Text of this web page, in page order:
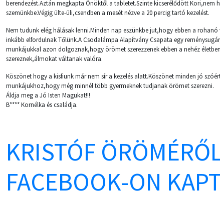
berendezést.Aztán megkapta Önöktől a tabletet.Szinte kicserélődött
szemünkbe.Végig ülte-üli,csendben a mesét nézve a 20 percig tartó kezelést.
Nem tudunk elég hálásak lenni.Minden nap eszünkbe jut,hogy ebben a
inkább elfordulnak Tőlünk.A Csodalámpa Alapítvány Csapata egy
munkájukkal azon dolgoznak,hogy örömet szerezzenek ebben a nehéz
szereznek,álmokat váltanak valóra.
Köszönet hogy a kisfiunk már nem sír a kezelés alatt.Köszönet minden jó
munkájukhoz,hogy még minnél több gyermeknek tudjanak örömet szerezni.
Áldja meg a Jó Isten Magukat!!!
B**** Kornélka és családja.
KRISTÓF
FACEBOOK-ON